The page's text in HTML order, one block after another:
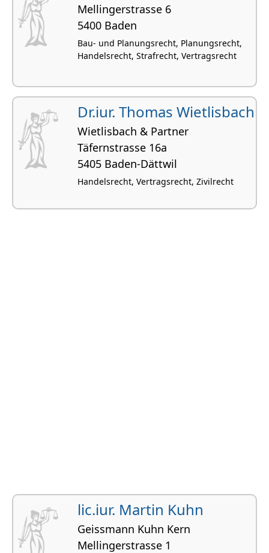
Mellingerstrasse 6
5400 Baden
Bau- und Planungsrecht, Planungsrecht,
Handelsrecht, Strafrecht, Vertragsrecht
Dr.iur. Thomas Wietlisbach
Wietlisbach & Partner
Täfernstrasse 16a
5405 Baden-Dättwil
Handelsrecht, Vertragsrecht, Zivilrecht
lic.iur. Martin Kuhn
Geissmann Kuhn Kern
Mellingerstrasse 1